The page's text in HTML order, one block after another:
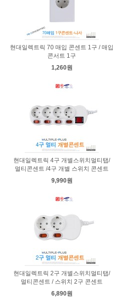
현대일렉트릭 70 매입 콘센트 1구 / 매입
콘서트 1구
1,260원
현대일렉트릭 4구 개별스위치멀티탭/
멀티콘센트 /4구 개별 스위치 콘센트
9,990원
현대일렉트릭 2구 개별스위치멀티탭/
멀티콘센트 / 스위치 2구 콘센트
6,890원